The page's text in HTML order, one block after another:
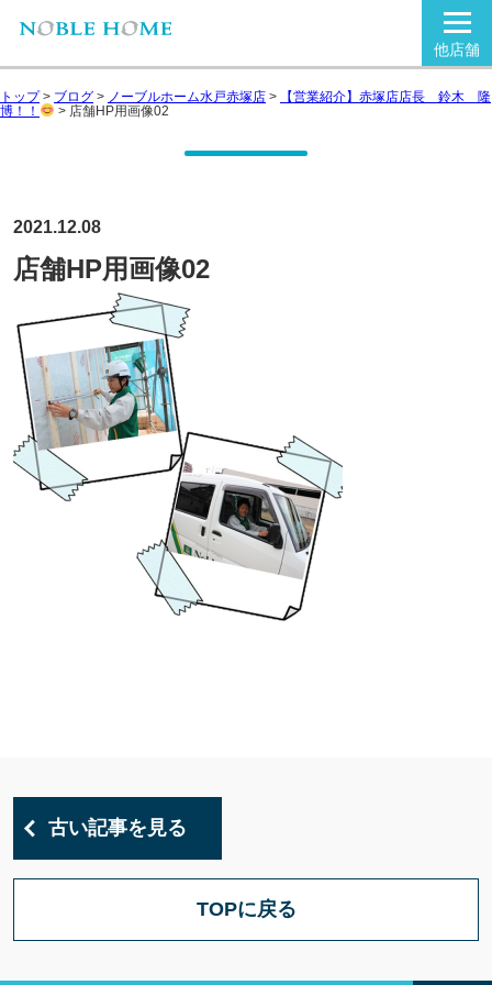
他店舗
トップ> ブログ > ノーブルホーム水戸赤塚店 >
【営業紹介】赤塚店店長 鈴木 隆
博！！
> 店舗HP用画像02
2021.12.08
店舗HP用画像02
古い記事を見る
TOPに戻る